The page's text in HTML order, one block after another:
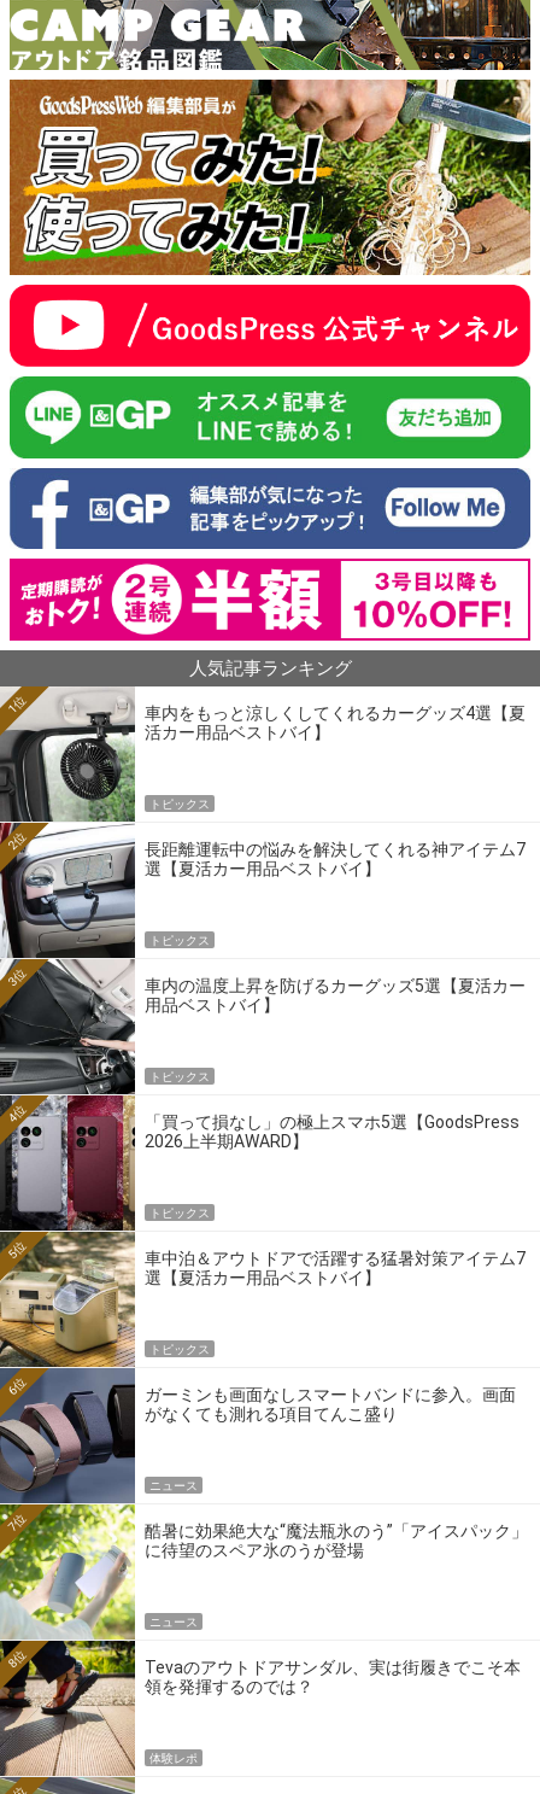
人気記事ランキング
車内をもっと涼しくしてくれるカーグッズ4選【夏
活カー用品ベストバイ】
1位
トピックス
長距離運転中の悩みを解決してくれる神アイテム7
選【夏活カー用品ベストバイ】
2位
トピックス
車内の温度上昇を防げるカーグッズ5選【夏活カー
用品ベストバイ】
3位
トピックス
「買って損なし」の極上スマホ5選【GoodsPress
2026上半期AWARD】
4位
トピックス
車中泊＆アウトドアで活躍する猛暑対策アイテム7
選【夏活カー用品ベストバイ】
5位
トピックス
ガーミンも画面なしスマートバンドに参入。画面
がなくても測れる項目てんこ盛り
6位
ニュース
酷暑に効果絶大な“魔法瓶氷のう”「アイスパック」
に待望のスペア氷のうが登場
7位
ニュース
Tevaのアウトドアサンダル、実は街履きでこそ本
領を発揮するのでは？
8位
体験レポ